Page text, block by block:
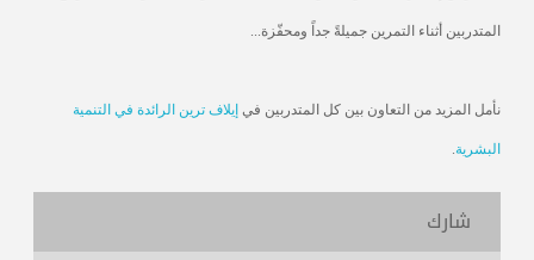
المتدربين أثناء التمرين جميلةً جداً ومحفّزة...
نأمل المزيد من التعاون بين كل المتدربين في إيلاف ترين الرائدة في التنمية
البشرية.
شارك